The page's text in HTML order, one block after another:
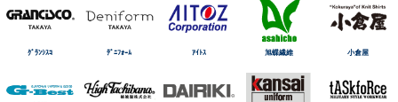
ｸﾞﾗﾝｼｽｺ ﾃﾞﾆﾌｫｰﾑ ｱｲﾄｽ 旭蝶繊維 小倉屋